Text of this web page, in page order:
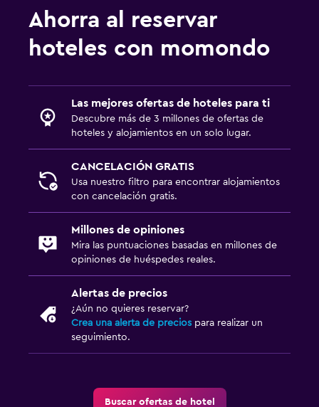
Ahorra al reservar
hoteles con momondo
Las mejores ofertas de hoteles para ti
Descubre más de 3 millones de ofertas de
hoteles y alojamientos en un solo lugar.
CANCELACIÓN GRATIS
Usa nuestro filtro para encontrar alojamientos
con cancelación gratis.
Millones de opiniones
Mira las puntuaciones basadas en millones de
opiniones de huéspedes reales.
Alertas de precios
¿Aún no quieres reservar?
Crea una alerta de precios para realizar un
seguimiento.
Buscar ofertas de hotel